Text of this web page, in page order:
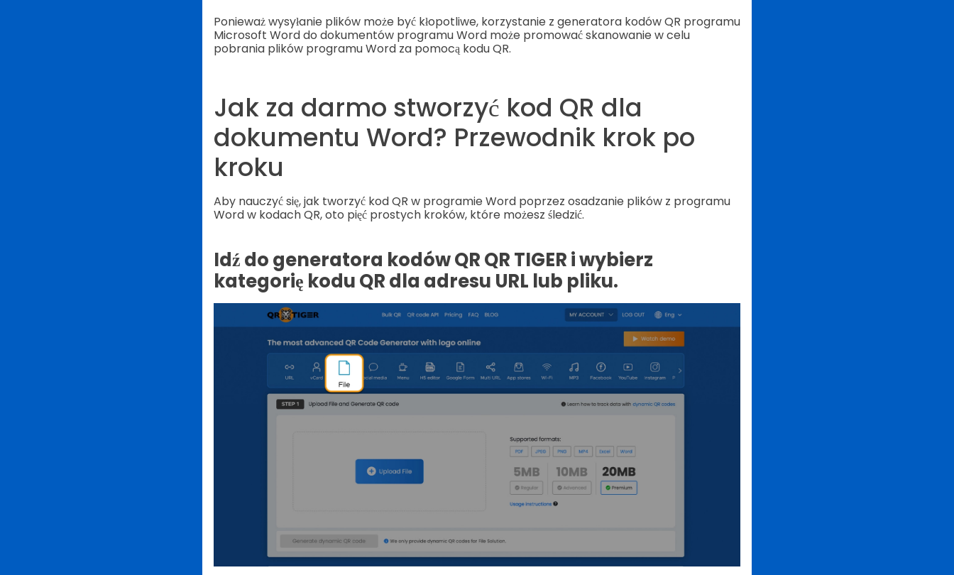
Ponieważ wysyłanie plików może być kłopotliwe, korzystanie z generatora kodów QR programu
Microsoft Word do dokumentów programu Word może promować skanowanie w celu
pobrania plików programu Word za pomocą kodu QR.
Jak za darmo stworzyć kod QR dla
dokumentu Word? Przewodnik krok po
kroku
Aby nauczyć się, jak tworzyć kod QR w programie Word poprzez osadzanie plików z programu
Word w kodach QR, oto pięć prostych kroków, które możesz śledzić.
Idź do generatora kodów QR QR TIGER i wybierz
kategorię kodu QR dla adresu URL lub pliku.